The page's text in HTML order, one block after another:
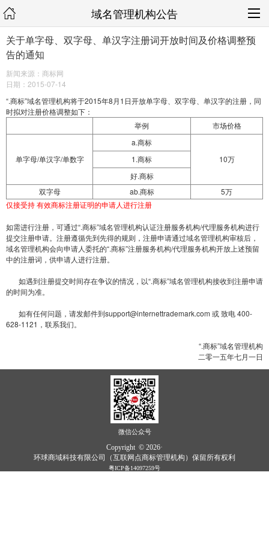
域名管理机构公告
关于单字母、双字母、单汉字注册词开放时间及价格调整预
告的通知
新闻来源：商标网
日期：2015-07-14
“.商标”域名管理机构将于2015年8月1日开放单字母、双字母、单汉字的注册，同
时拟对注册价格调整如下：
举例
市场价格
单字母/单汉字/单数字
a.商标
10万
1.商标
好.商标
双字母
ab.商标 5万
仅接受持 有效商标注册证明的申请人进行注册
如需进行注册，可通过“.商标”域名管理机构认证注册服务机构/代理服务机构进行
提交注册申请。注册遵循先到先得的规则，注册申请通过域名管理机构审核后，
域名管理机构会向申请人委托的“.商标”注册服务机构/代理服务机构开放上述预留
中的注册词，供申请人进行注册。
如遇到注册提交时间存在争议的情况，以“.商标”域名管理机构接收到注册申请
的时间为准。
如有任何问题，请发邮件到support@internettrademark.com 或 致电 400-
628-1121，联系我们。
“.商标”域名管理机构
二零一五年七月一日
微信公众号
Copyright © 2026·
环球商域科技有限公司（互联网点商标管理机构）保留所有权利
粤ICP备14097259号